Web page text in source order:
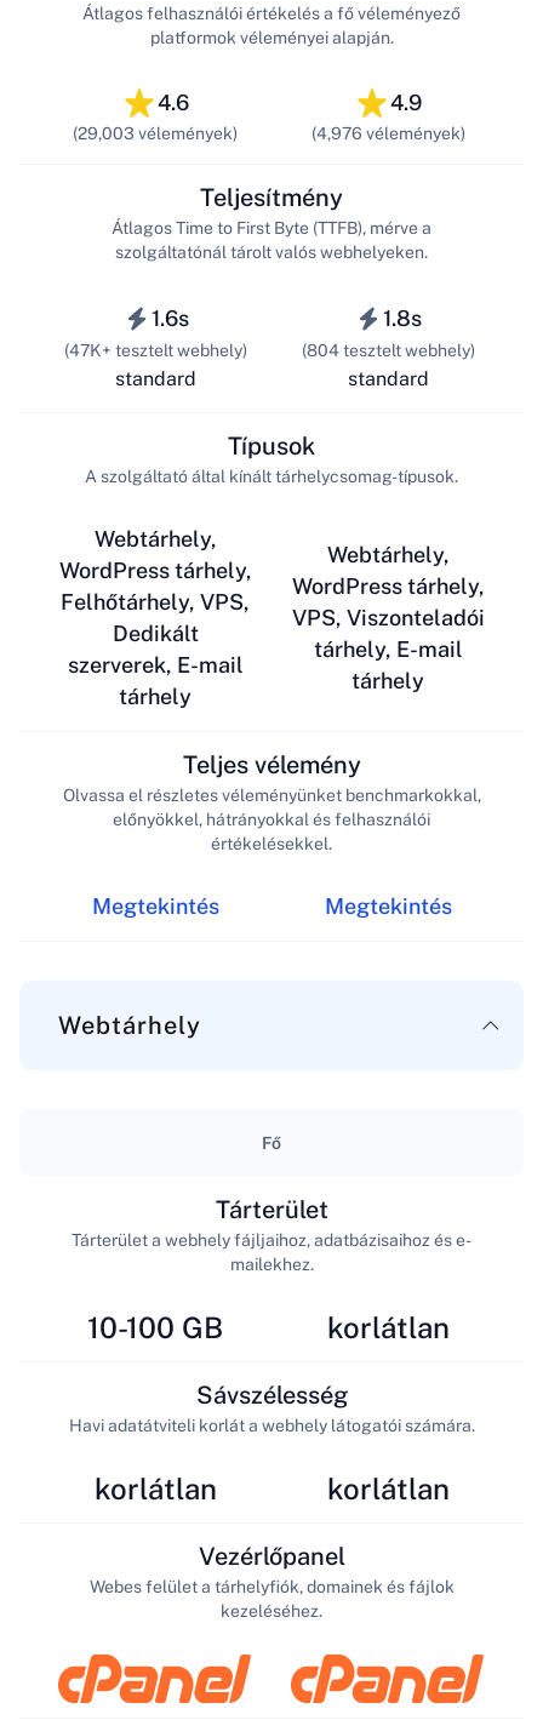
4.6
(29,003 vélemények)
Átlagos felhasználói értékelés a fő véleményező
platformok véleményei alapján.
4.9
(4,976 vélemények)
1.6s
(47K+ tesztelt webhely)
standard
Teljesítmény
Átlagos Time to First Byte (TTFB), mérve a
szolgáltatónál tárolt valós webhelyeken.
1.8s
(804 tesztelt webhely)
standard
Webtárhely,
WordPress tárhely,
Felhőtárhely, VPS,
Dedikált
szerverek, E-mail
tárhely
Típusok
A szolgáltató által kínált tárhelycsomag-típusok.
Webtárhely,
WordPress tárhely,
VPS, Viszonteladói
tárhely, E-mail
tárhely
Megtekintés
Teljes vélemény
Olvassa el részletes véleményünket benchmarkokkal,
előnyökkel, hátrányokkal és felhasználói
értékelésekkel.
Megtekintés
Webtárhely
Fő
10-100 GB
Tárterület
Tárterület a webhely fájljaihoz, adatbázisaihoz és e-
mailekhez.
korlátlan
korlátlan
Sávszélesség
Havi adatátviteli korlát a webhely látogatói számára.
korlátlan
Vezérlőpanel
Webes felület a tárhelyfiók, domainek és fájlok
kezeléséhez.